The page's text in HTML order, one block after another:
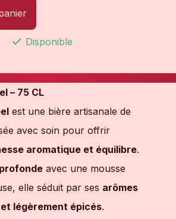
Disponible
– 75 CL
est une bière artisanale de
avec soin pour offrir
aromatique et équilibre.
avec une mousse
elle séduit par ses arômes
légèrement épicés.